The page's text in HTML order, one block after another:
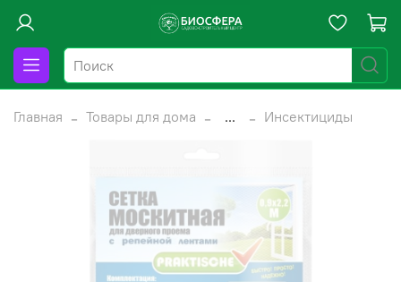
Главная Товары для дома ... Инсектициды